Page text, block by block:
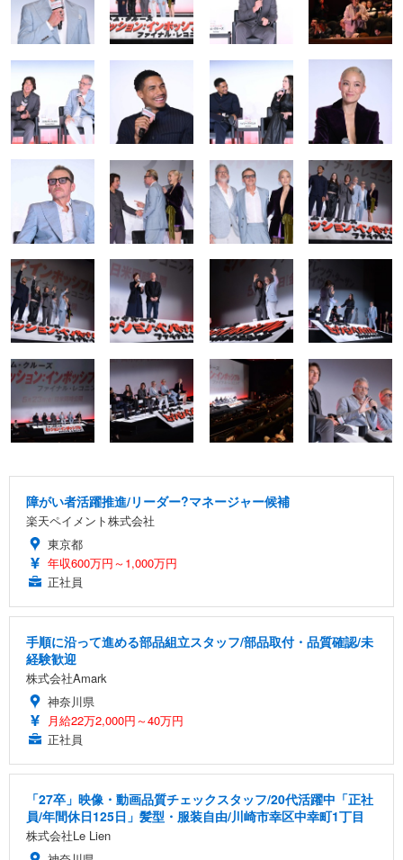
障がい者活躍推進/リーダー?マネージャー候補
楽天ペイメント株式会社
東京都
年収600万円～1,000万円
正社員
手順に沿って進める部品組立スタッフ/部品取付・品質確認/未
経験歓迎
株式会社Amark
神奈川県
月給22万2,000円～40万円
正社員
「27卒」映像・動画品質チェックスタッフ/20代活躍中「正社
員/年間休日125日」髪型・服装自由/川崎市幸区中幸町1丁目
株式会社Le Lien